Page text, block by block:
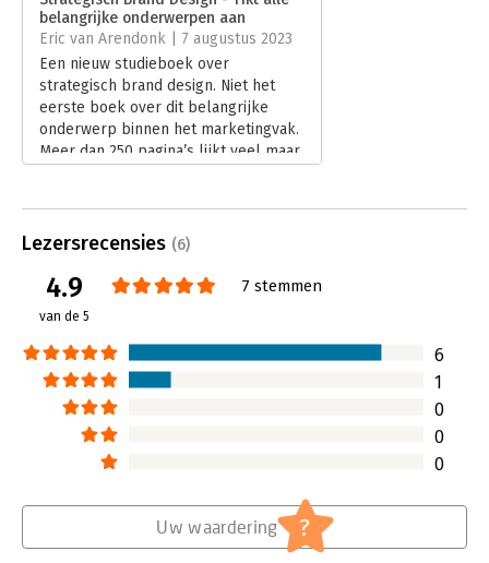
Hoofdrubriek: Marketing
belangrijke onderwerpen aan
Eric van Arendonk | 7 augustus 2023
Een nieuw studieboek over
strategisch brand design. Niet het
eerste boek over dit belangrijke
onderwerp binnen het marketingvak.
Meer dan 250 pagina’s lijkt veel maar
Lezersrecensies (6)
4.9
van de 5
7 stemmen
6
1
0
0
0
Uw waardering ?